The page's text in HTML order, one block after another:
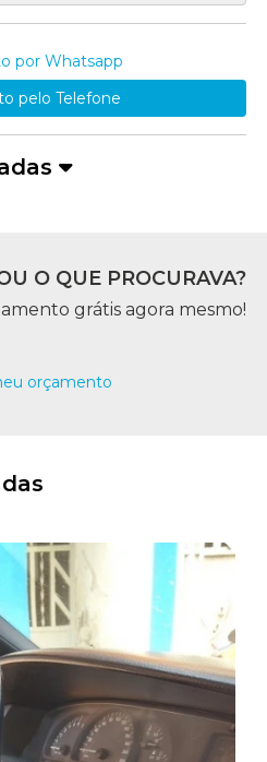
por Whatsapp
pelo Telefone
O QUE PROCURAVA?
grátis agora mesmo!
orçamento